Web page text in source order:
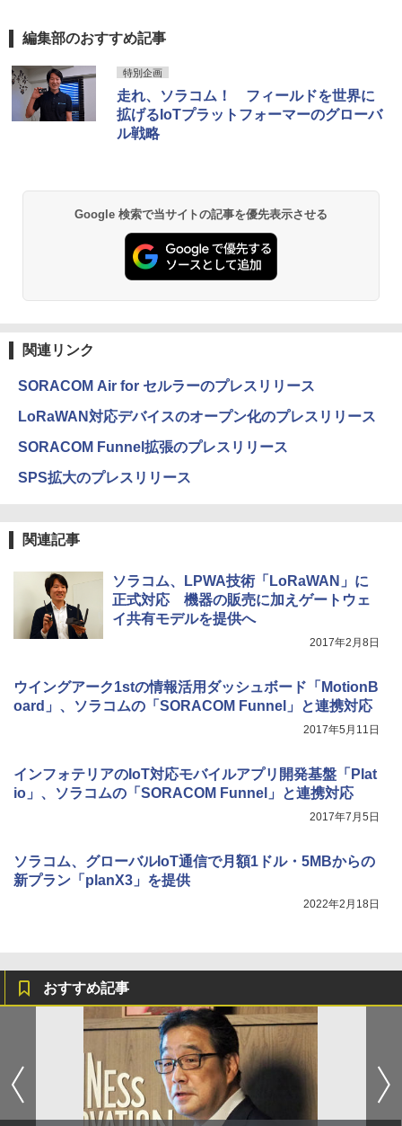
編集部のおすすめ記事
特別企画
走れ、ソラコム！ フィールドを世界に
拡げるIoTプラットフォーマーのグローバ
ル戦略
Google 検索で当サイトの記事を優先表示させる
関連リンク
SORACOM Air for セルラーのプレスリリース
LoRaWAN対応デバイスのオープン化のプレスリリース
SORACOM Funnel拡張のプレスリリース
SPS拡大のプレスリリース
関連記事
ソラコム、LPWA技術「LoRaWAN」に
正式対応 機器の販売に加えゲートウェ
イ共有モデルを提供へ
2017年2月8日
ウイングアーク1stの情報活用ダッシュボード「MotionB
oard」、ソラコムの「SORACOM Funnel」と連携対応
2017年5月11日
インフォテリアのIoT対応モバイルアプリ開発基盤「Plat
io」、ソラコムの「SORACOM Funnel」と連携対応
2017年7月5日
ソラコム、グローバルIoT通信で月額1ドル・5MBからの
新プラン「planX3」を提供
2022年2月18日
おすすめ記事